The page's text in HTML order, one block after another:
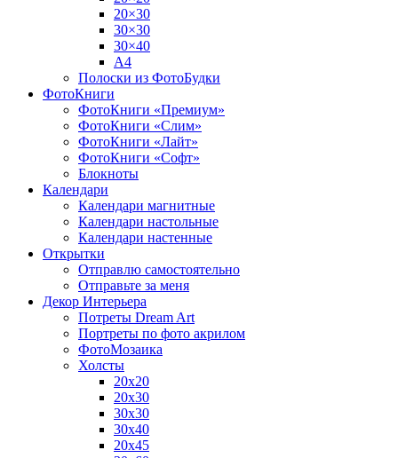
20×30
30×30
30×40
A4
Полоски из ФотоБудки
ФотоКниги
ФотоКниги «Премиум»
ФотоКниги «Слим»
ФотоКниги «Лайт»
ФотоКниги «Софт»
Блокноты
Календари
Календари магнитные
Календари настольные
Календари настенные
Открытки
Отправлю самостоятельно
Отправьте за меня
Декор Интерьера
Потреты Dream Art
Портреты по фото акрилом
ФотоМозаика
Холсты
20х20
20х30
30х30
30х40
20х45